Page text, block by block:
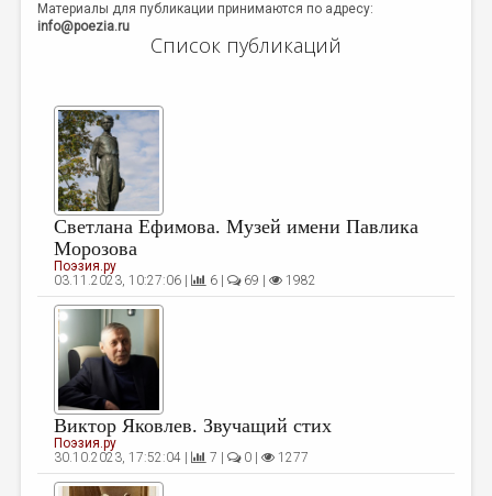
АВТОРЫ
НОВОСТИ
ПРАВИЛА САЙТА
ОТДЕЛЫ И РУБРИКИ
ИЗБРАННОЕ
ДАЙДЖЕСТ
ПРОИЗВЕДЕНИЯ
ПЕРЕВОДЫ
КОНКУРСЫ
ДЕТСКАЯ КОМНАТА
КНИЖНАЯ ПОЛКА
Материалы для публикации принимаются по адресу:
info@poezia.ru
Список публикаций
Светлана Ефимова. Музей имени Павлика
Морозова
Поэзия.ру
03.11.2023, 10:27:06 |
6 | 69 | 1982
Виктор Яковлев. Звучащий стих
Поэзия.ру
30.10.2023, 17:52:04 |
7 | 0 | 1277